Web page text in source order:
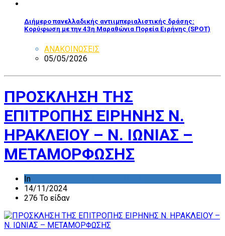
Διήμερο πανελλαδικής αντιιμπεριαλιστικής δράσης:
Κορύφωση με την 43η Μαραθώνια Πορεία Ειρήνης (SPOT)
ΑΝΑΚΟΙΝΩΣΕΙΣ
05/05/2026
ΠΡΟΣΚΛΗΣΗ ΤΗΣ
ΕΠΙΤΡΟΠΗΣ ΕΙΡΗΝΗΣ Ν.
ΗΡΑΚΛΕΙΟΥ – Ν. ΙΩΝΙΑΣ –
ΜΕΤΑΜΟΡΦΩΣΗΣ
In
14/11/2024
276 Το είδαν